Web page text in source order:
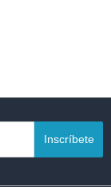
Inscríbete